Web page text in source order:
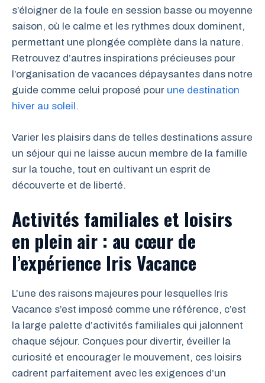
s’éloigner de la foule en session basse ou moyenne
saison, où le calme et les rythmes doux dominent,
permettant une plongée complète dans la nature.
Retrouvez d’autres inspirations précieuses pour
l’organisation de vacances dépaysantes dans notre
guide comme celui proposé pour une destination
hiver au soleil.
Varier les plaisirs dans de telles destinations assure
un séjour qui ne laisse aucun membre de la famille
sur la touche, tout en cultivant un esprit de
découverte et de liberté.
Activités familiales et loisirs
en plein air : au cœur de
l’expérience Iris Vacance
L’une des raisons majeures pour lesquelles Iris
Vacance s’est imposé comme une référence, c’est
la large palette d’activités familiales qui jalonnent
chaque séjour. Conçues pour divertir, éveiller la
curiosité et encourager le mouvement, ces loisirs
cadrent parfaitement avec les exigences d’un